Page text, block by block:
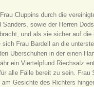
Cluppins durch die
Sanders, sowie der Herren
und als sie sicher auf die
sich Frau Bardell an die
Überschuhen in der einen
ein Viertelpfund Riechsalz
alle Fälle bereit zu sein. Frau
am Gesichte des Richters